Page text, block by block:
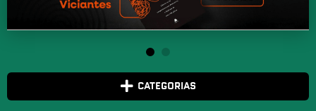
CATEGORIAS